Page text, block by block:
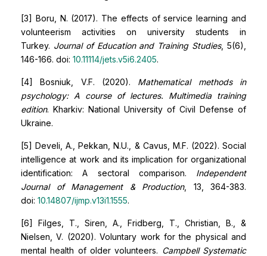
[3] Boru, N. (2017). The effects of service learning and
volunteerism activities on university students in
Turkey. Journal of Education and Training Studies, 5(6),
146-166. doi: 10.11114/jets.v5i6.2405.
[4] Bosniuk, V.F. (2020). Mathematical methods in
psychology: A course of lectures. Multimedia training
edition. Kharkiv: National University of Civil Defense of
Ukraine.
[5] Develi, A., Pekkan, N.U., & Cavus, M.F. (2022). Social
intelligence at work and its implication for organizational
identification: A sectoral comparison. Independent
Journal of Management & Production, 13, 364-383.
doi: 10.14807/ijmp.v13i1.1555.
[6] Filges, T., Siren, A., Fridberg, T., Christian, B., &
Nielsen, V. (2020). Voluntary work for the physical and
mental health of older volunteers. Campbell Systematic